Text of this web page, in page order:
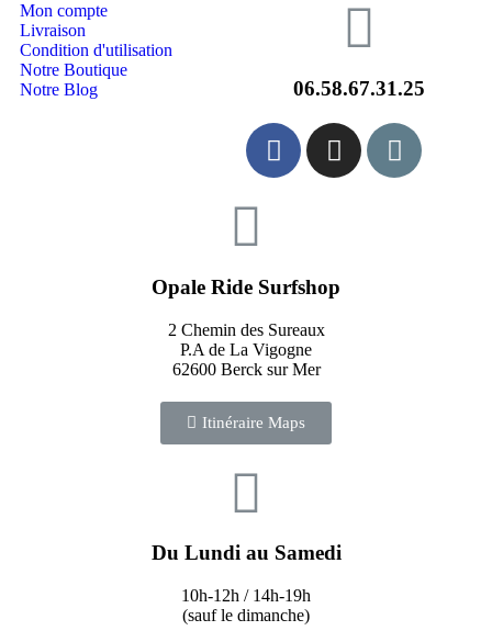
Mon compte
Livraison
Condition d'utilisation
Notre Boutique
Notre Blog
06.58.67.31.25
Opale Ride Surfshop
2 Chemin des Sureaux
P.A de La Vigogne
62600 Berck sur Mer
Itinéraire Maps
Du Lundi au Samedi
10h-12h / 14h-19h
(sauf le dimanche)